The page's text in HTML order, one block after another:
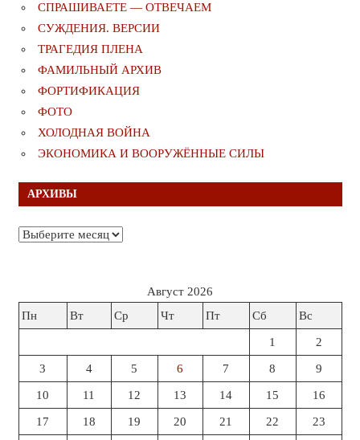
СПРАШИВАЕТЕ — ОТВЕЧАЕМ
СУЖДЕНИЯ. ВЕРСИИ
ТРАГЕДИЯ ПЛЕНА
ФАМИЛЬНЫЙ АРХИВ
ФОРТИФИКАЦИЯ
ФОТО
ХОЛОДНАЯ ВОЙНА
ЭКОНОМИКА И ВООРУЖЁННЫЕ СИЛЫ
АРХИВЫ
Архивы
Август 2026
Пн
Вт Ср Чт Пт Сб Вс
1 2
3 4 5 6 7 8 9
10 11 12 13 14 15 16
17 18 19 20 21 22 23